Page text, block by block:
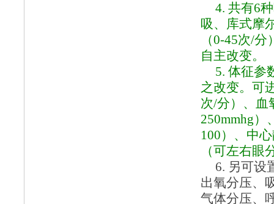
4. 共有6
吸、库式摩
（0-45次/
自主改变。
5. 体征参
之改变。可
次/分）、血
250mmhg）
100）、中
（可左右眼
6. 另可设
出氧分压、
气体分压、